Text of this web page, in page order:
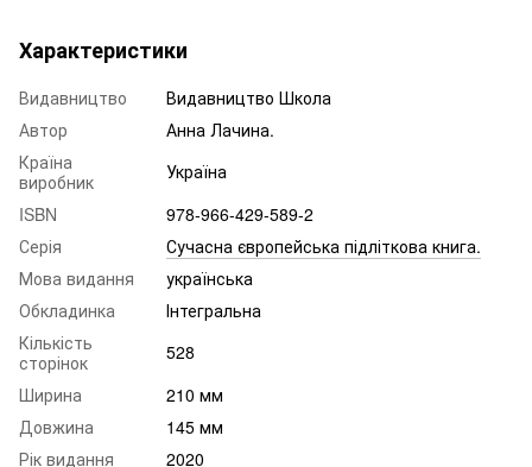
Характеристики
Видавництво
Видавництво Школа
Автор
Анна Лачина.
Країна
виробник
Україна
ISBN
978-966-429-589-2
Серія
Сучасна європейська підліткова книга.
Мова видання
українська
Обкладинка
Інтегральна
Кількість
сторінок
528
Ширина
210 мм
Довжина
145 мм
Рік видання
2020